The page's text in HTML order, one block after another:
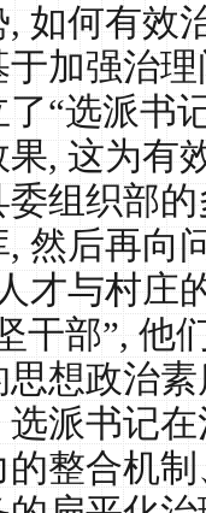
,如何有效
加强治
“选派书
果,这为有
组织部
,然后再向
才与村庄
干部”,他
想政治素
派书记
整合机